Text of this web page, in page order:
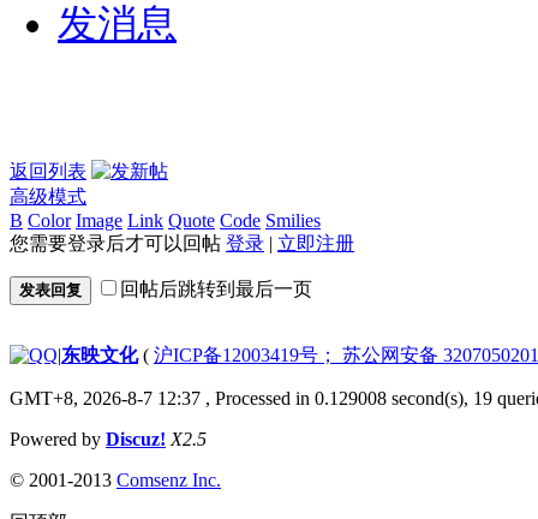
发消息
返回列表
高级模式
B Color Image Link Quote Code Smilies
您需要登录后才可以回帖 登录 | 立即注册
发表回复 回帖后跳转到最后一页
|东映文化( 沪ICP备12003419号； 苏公网安备
GMT+8, 2026-8-7 12:37 , Processed in 0.129008 second(s), 19
Powered by Discuz! X2.5
© 2001-2013 Comsenz Inc.